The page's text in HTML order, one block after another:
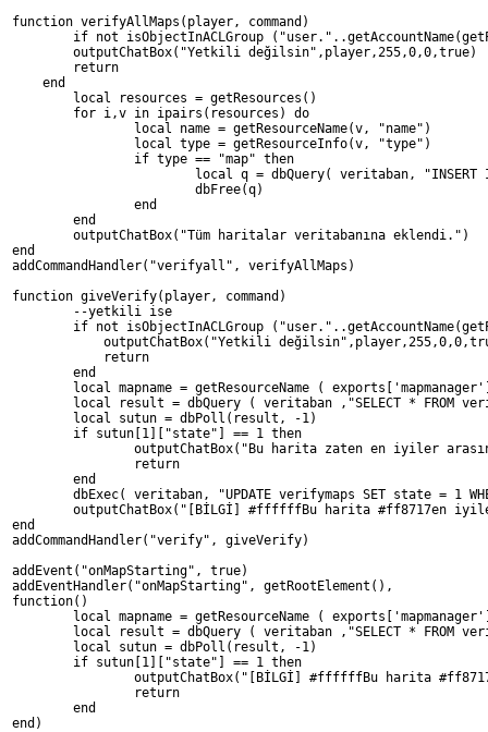
function verifyAllMaps(player, command)
if not isObjectInACLGroup
	outputChatBox("Yetkili değilsin",player,255,0,0,true)
return
end
	local resources = getResources()
	for i,v in ipairs(resources) do
		local name = getResourceName(v, "name")
		local type = getResourceInfo(v, "type")
		if type == "map" then
local q = dbQuery( veritaban,
dbFree(q)
		end
	end
	outputChatBox("Tüm haritalar veritabanına eklendi.")
end
addCommandHandler("verifyall", verifyAllMaps)
function giveVerify(player, command)
	--yetkili ise
if not isObjectInACLGroup
outputChatBox("Yetkili
return
end
local mapname = getResourceName (
local result = dbQuery ( veritaban ,"SELECT * FROM
	local sutun = dbPoll(result, -1)
	if sutun[1]["state"] == 1 then
outputChatBox("Bu harita zaten en iyiler
		return
	end
dbExec( veritaban, "UPDATE verifymaps SET state = 1
outputChatBox("[BİLGİ] #ffffffBu harita #ff8717en
end
addCommandHandler("verify", giveVerify)
addEvent("onMapStarting", true)
addEventHandler("onMapStarting", getRootElement(),
function()
local mapname = getResourceName (
local result = dbQuery ( veritaban ,"SELECT * FROM
	local sutun = dbPoll(result, -1)
if sutun[1]["state"] == 1 then
outputChatBox("[BİLGİ] #ffffffBu harita
		return
	end
end)